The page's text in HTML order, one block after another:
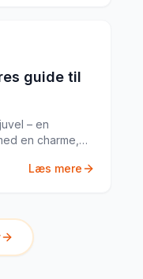
guide til
– en
en charme,
øhop-rute.
Læs mere